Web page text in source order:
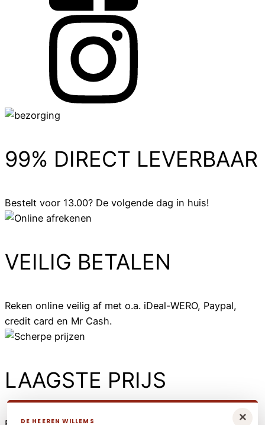
99% DIRECT LEVERBAAR
Bestelt voor 13.00? De volgende dag in huis!
VEILIG BETALEN
Reken online veilig af met o.a. iDeal-WERO, Paypal,
credit card en Mr Cash.
LAAGSTE PRIJS
×
DE HEEREN WILLEMS